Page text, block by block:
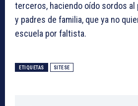
terceros, haciendo oído sordos
y padres de familia, que ya no
escuela por faltista.
ETIQUETAS SITESE